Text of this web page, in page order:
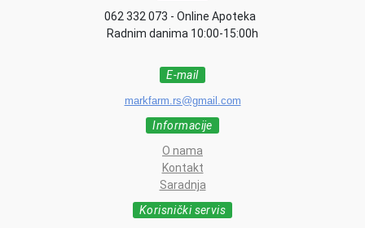
062 332 073 - Online Apoteka
Radnim danima 10:00-15:00h
E-mail
markfarm.rs@gmail.com
Informacije
O nama
Kontakt
Saradnja
Korisnički servis